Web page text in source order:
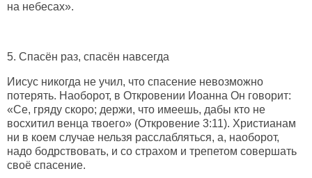
на небесах».
5. Спасён раз, спасён навсегда
Иисус никогда не учил, что спасение невозможно
потерять. Наоборот, в Откровении Иоанна Он говорит:
«Се, гряду скоро; держи, что имеешь, дабы кто не
восхитил венца твоего» (Откровение 3:11). Христианам
ни в коем случае нельзя расслабляться, а, наоборот,
надо бодрствовать, и со страхом и трепетом совершать
своё спасение.